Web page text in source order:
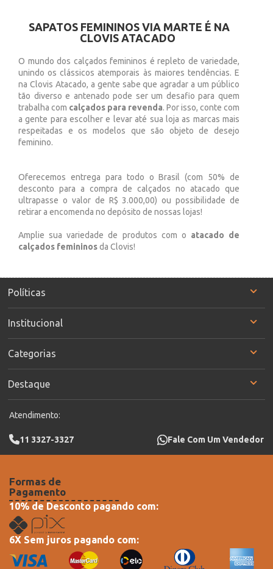
SAPATOS FEMININOS VIA MARTE É NA
CLOVIS ATACADO
O mundo dos calçados femininos é repleto de variedade,
unindo os clássicos atemporais às maiores tendências. E
na Clovis Atacado, a gente sabe que agradar a um público
tão diverso e antenado pode ser um desafio para quem
trabalha com calçados para revenda. Por isso, conte com
a gente para escolher e levar até sua loja as marcas mais
respeitadas e os modelos que são objeto de desejo
feminino.
Oferecemos entrega para todo o Brasil (com 50% de
desconto para a compra de calçados no atacado que
ultrapasse o valor de R$ 3.000,00) ou possibilidade de
retirar a encomenda no depósito de nossas lojas!
Amplie sua variedade de produtos com o atacado de
calçados femininosda Clovis!
Políticas
Institucional
Categorias
Destaque
Atendimento:
11 3327-3327 Fale Com Um Vendedor
Formas de
Pagamento
10% de Desconto pagando com:
6X Sem juros pagando com: